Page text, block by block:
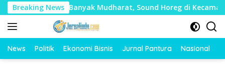
Langsung
ke
konten
Breaking NewsBanyak Mudharat, Sound Horeg di Kecamatan
News Politik Ekonomi Bisnis Jurnal Pantura Nasional